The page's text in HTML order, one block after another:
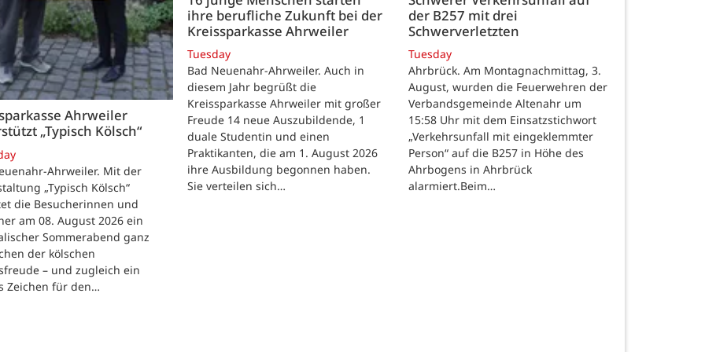
Ahrweiler
„Typisch Kölsch“
Ahrweiler. Mit der
„Typisch Kölsch“
die Besucherinnen und
am 08. August 2026 ein
Sommerabend ganz
der kölschen
– und zugleich ein
Zeichen für den…
ihre berufliche Zukunft bei der
Kreissparkasse Ahrweiler
Tuesday
Bad Neuenahr-Ahrweiler. Auch in
diesem Jahr begrüßt die
Kreissparkasse Ahrweiler mit großer
Freude 14 neue Auszubildende, 1
duale Studentin und einen
Praktikanten, die am 1. August 2026
ihre Ausbildung begonnen haben.
Sie verteilen sich…
der B257 mit drei
Schwerverletzten
Tuesday
Ahrbrück. Am Montagnachmittag, 3.
August, wurden die Feuerwehren der
Verbandsgemeinde Altenahr um
15:58 Uhr mit dem Einsatzstichwort
„Verkehrsunfall mit eingeklemmter
Person“ auf die B257 in Höhe des
Ahrbogens in Ahrbrück
alarmiert.Beim…